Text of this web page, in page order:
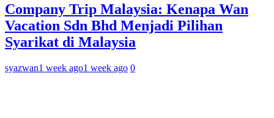
Company Trip Malaysia: Kenapa Wan
Vacation Sdn Bhd Menjadi Pilihan
Syarikat di Malaysia
syazwan1 week ago1 week ago 0